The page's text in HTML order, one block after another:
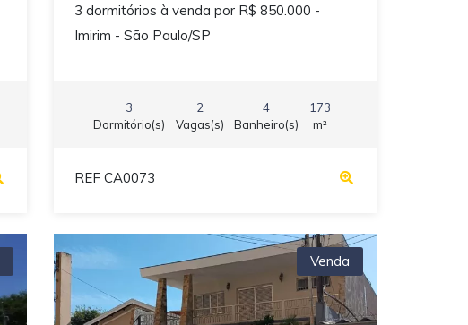
3 dormitórios à venda por R$ 850.000 -
Imirim - São Paulo/SP
3
Dormitório(s)
2
Vagas(s)
4
Banheiro(s)
173
m²
REF CA0073
Venda